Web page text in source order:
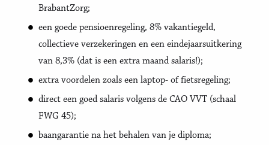
BrabantZorg;
een goede pensioenregeling, 8% vakantiegeld,
collectieve verzekeringen en een eindejaarsuitkering
van 8,3% (dat is een extra maand salaris!);
extra voordelen zoals een laptop- of fietsregeling;
direct een goed salaris volgens de CAO VVT (schaal
FWG 45);
baangarantie na het behalen van je diploma;